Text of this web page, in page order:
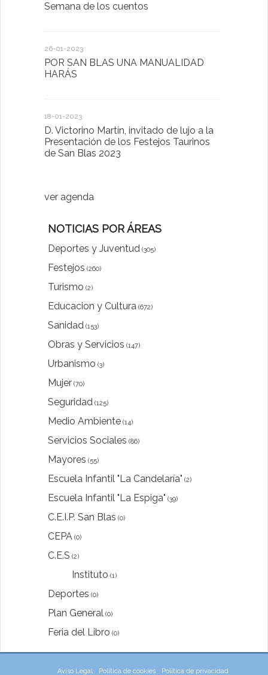
Semana de los cuentos
26-01-2023
POR SAN BLAS UNA MANUALIDAD
HARÁS
18-01-2023
D. Victorino Martín, invitado de lujo a la
Presentación de los Festejos Taurinos
de San Blas 2023
ver agenda
NOTICIAS POR ÁREAS
Deportes y Juventud (305)
Festejos (260)
Turismo (2)
Educacion y Cultura (672)
Sanidad (153)
Obras y Servicios (147)
Urbanismo (3)
Mujer (70)
Seguridad (125)
Medio Ambiente (14)
Servicios Sociales (86)
Mayores (55)
Escuela Infantil "La Candelaría" (2)
Escuela Infantil "La Espiga" (39)
C.E.I.P. San Blas (0)
CEPA (0)
C.E.S (2)
Instituto (1)
Deportes (0)
Plan General (0)
Feria del Libro (0)
Aviso Legal Política de cookies Política de privacidad